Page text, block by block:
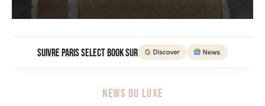
Suivre Paris Select Book sur
NEWS DU LUXE